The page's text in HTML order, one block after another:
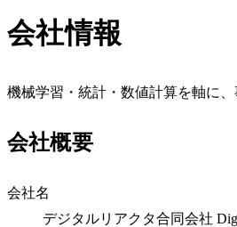
会社情報
機械学習・統計・数値計算を軸に
会社概要
会社名
デジタルリアクタ合同会社